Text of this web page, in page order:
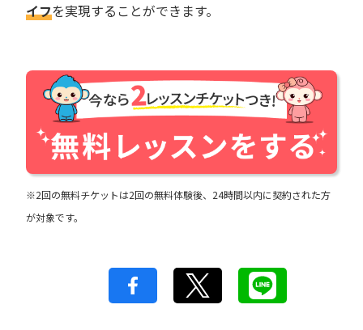
イフを実現することができます。
※2回の無料チケットは2回の無料体験後、24時間以内に契約された方
が対象です。